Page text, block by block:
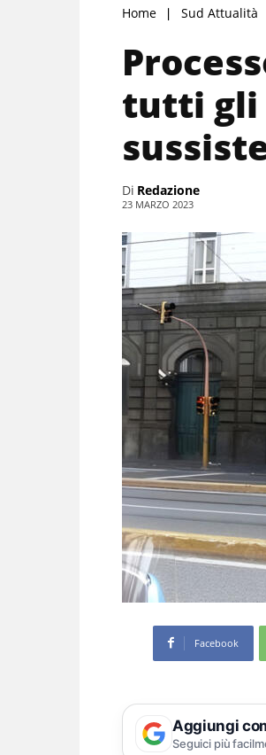
Home Sud Attualità
tutti gli
Di Redazione
23 MARZO 2023
Facebook
Aggiungi
Seguici più